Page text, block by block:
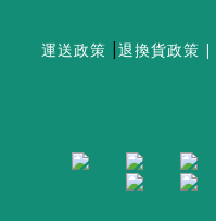
運送政策 退換貨政策 |